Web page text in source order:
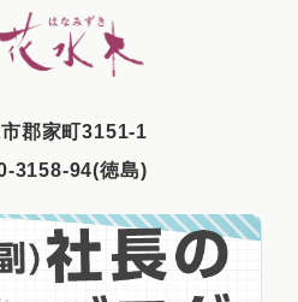
郡家町3151-1
3158-94(徳島)